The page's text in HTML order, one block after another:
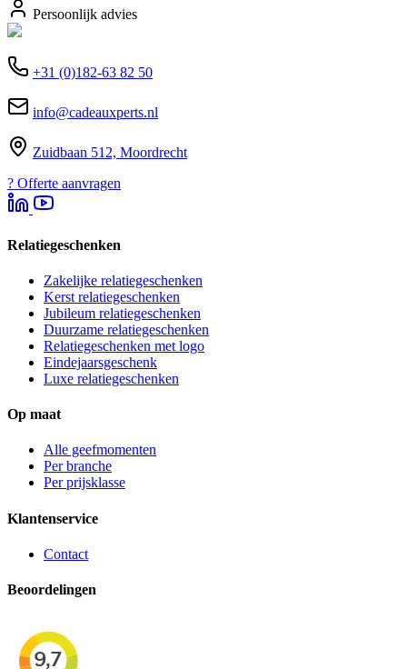
Persoonlijk advies
+31 (0)182-63 82 50
info@cadeauxperts.nl
Zuidbaan 512, Moordrecht
? Offerte aanvragen
Relatiegeschenken
Zakelijke relatiegeschenken
Kerst relatiegeschenken
Jubileum relatiegeschenken
Duurzame relatiegeschenken
Relatiegeschenken met logo
Eindejaarsgeschenk
Luxe relatiegeschenken
Op maat
Alle geefmomenten
Per branche
Per prijsklasse
Klantenservice
Contact
Beoordelingen